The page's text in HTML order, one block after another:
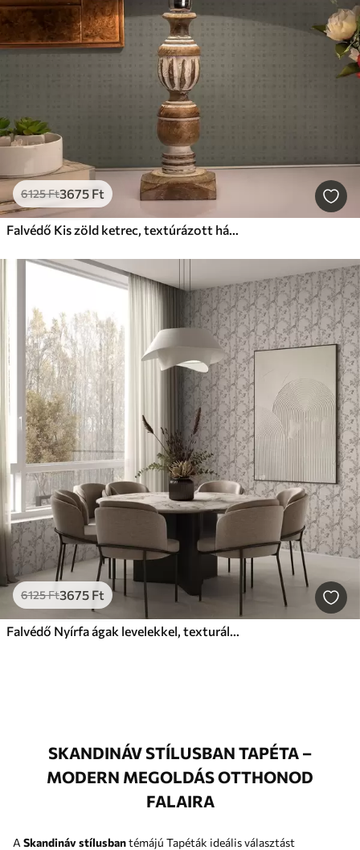
6125Ft3675 Ft
Falvédő Kis zöld ketrec, textúrázott háttér retro stílusban
6125Ft3675 Ft
Falvédő Nyírfa ágak levelekkel, texturált háttér
SKANDINÁV STÍLUSBAN TAPÉTA –
MODERN MEGOLDÁS OTTHONOD
FALAIRA
A Skandináv stílusbantémájú Tapéták ideális választást